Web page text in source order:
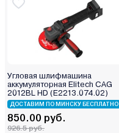
Угловая шлифмашина
аккумуляторная Elitech CAG
2012BL HD (E2213.074.02)
ДОСТАВИМ ПО МИНСКУ БЕСПЛАТНО
850.00 руб.
926.5 руб.